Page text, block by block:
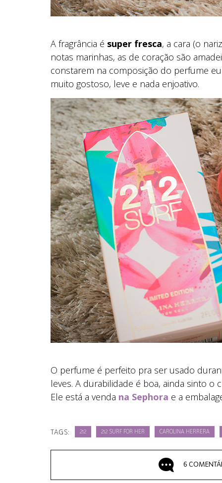
A fragrância é super fresca, a cara (o
notas marinhas, as de coração são
constarem na composição do perfume
muito gostoso, leve e nada enjoativo.
O perfume é perfeito pra ser usado
leves. A durabilidade é boa, ainda sinto
Ele está a venda na Sephora e a
TAGS: 212 212 SURF FOR HER CAROLINA HERRERA
6